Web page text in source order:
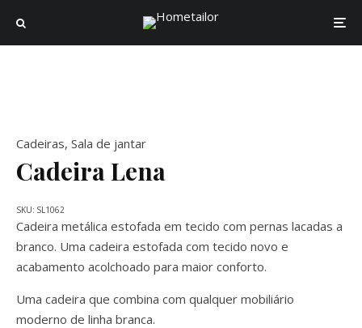
Cadeiras, Sala de jantar
Cadeira Lena
Cadeira metálica estofada em tecido com pernas lacadas a
branco. Uma cadeira estofada com tecido novo e
acabamento acolchoado para maior conforto.
Uma cadeira que combina com qualquer mobiliário
moderno de linha branca.
SKU: SL1062